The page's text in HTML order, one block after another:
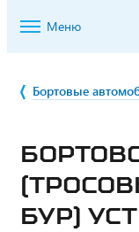
Меню
Бортовые
БУР)